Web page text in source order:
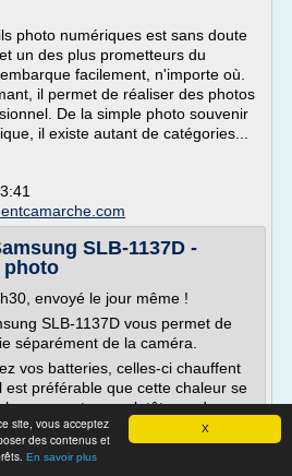
X
site, vous acceptez
des contenus et
En savoir plus
photo numériques est sans doute
un des plus prometteurs du
facilement, n'importe où.
il permet de réaliser des photos
De la simple photo souvenir
il existe autant de catégories...
SLB-1137D -
photo
envoyé le jour même !
SLB-1137D vous permet de
séparément de la caméra.
vos batteries, celles-ci chauffent
est préférable que cette chaleur se
externe, plutôt que dans
externe et d'une batterie de